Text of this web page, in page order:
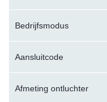
Bedrijfsmodus
Aansluitcode
Afmeting ontluchter